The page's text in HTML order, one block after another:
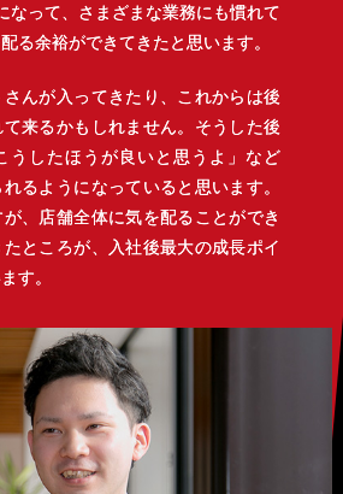
なって、さまざまな業務にも慣れて
る余裕ができてきたと思います。
んが入ってきたり、これからは後
来るかもしれません。そうした後
うしたほうが良いと思うよ」など
るようになっていると思います。
、店舗全体に気を配ることができ
ところが、入社後最大の成長ポイ
す。